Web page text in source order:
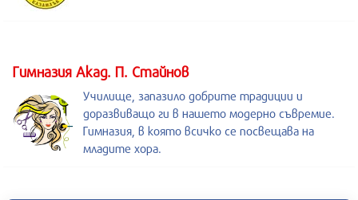
Гимназия Акад. П. Стайнов
Училище, запазило добрите традиции и
доразвиващо ги в нашето модерно съвремие.
Гимназия, в която всичко се посвещава на
младите хора.